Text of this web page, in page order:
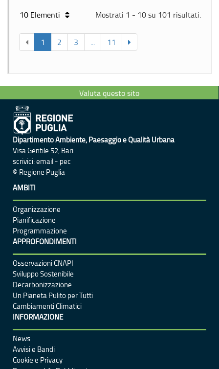
10 Elementi Mostrati 1 - 10 su 101 risultati.
1 2 3 ... 11
Valuta questo sito
Dipartimento Ambiente, Paesaggio e Qualità Urbana
Visa Gentile 52, Bari
scrivici:email- pec
© Regione Puglia
AMBITI
Organizzazione
Pianificazione
Programmazione
APPROFONDIMENTI
Osservazioni CNAPI
Sviluppo Sostenibile
Decarbonizzazione
Un Pianeta Pulito per Tutti
Cambiamenti Climatici
INFORMAZIONE
News
Avvisi e Bandi
Cookie e Privacy